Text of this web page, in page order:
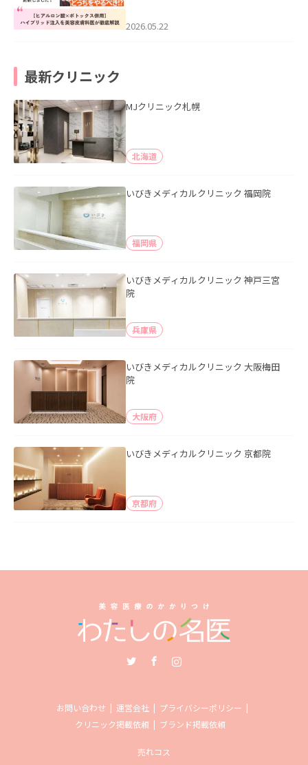
た。
2026.05.22
最新クリニック
MJクリニック札幌
北海道
いびきメディカルクリニック 福岡院
福岡県
いびきメディカルクリニック 神戸三宮
院
兵庫県
いびきメディカルクリニック 大阪梅田
院
大阪府
いびきメディカルクリニック 京都院
京都府
お問い合わせ 運営会社
プライバシーポリシー
クリニック掲載依頼
ブランド掲載依頼
売れコス